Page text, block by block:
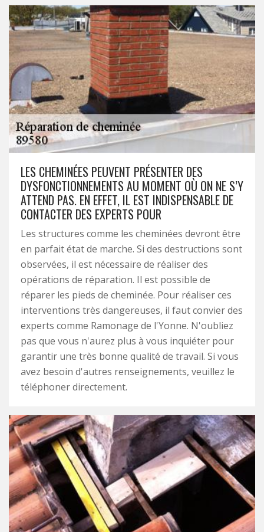
LES CHEMINÉES PEUVENT PRÉSENTER DES
DYSFONCTIONNEMENTS AU MOMENT OÙ ON NE S’Y
ATTEND PAS. EN EFFET, IL EST INDISPENSABLE DE
CONTACTER DES EXPERTS POUR
Les structures comme les cheminées devront être
en parfait état de marche. Si des destructions sont
observées, il est nécessaire de réaliser des
opérations de réparation. Il est possible de
réparer les pieds de cheminée. Pour réaliser ces
interventions très dangereuses, il faut convier des
experts comme Ramonage de l'Yonne. N'oubliez
pas que vous n'aurez plus à vous inquiéter pour
garantir une très bonne qualité de travail. Si vous
avez besoin d'autres renseignements, veuillez le
téléphoner directement.